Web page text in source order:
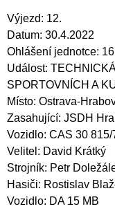
Výjezd: 12.
Datum: 30.4.2022
Ohlášení jednotce:
Událost:
SPORTOVNÍCH A
Místo: Ostrava-
Zasahující: JSDH
Vozidlo: CAS 30 815/
Velitel: David Krátký
Strojník: Petr
Hasiči: Rostislav
Vozidlo: DA 15 MB